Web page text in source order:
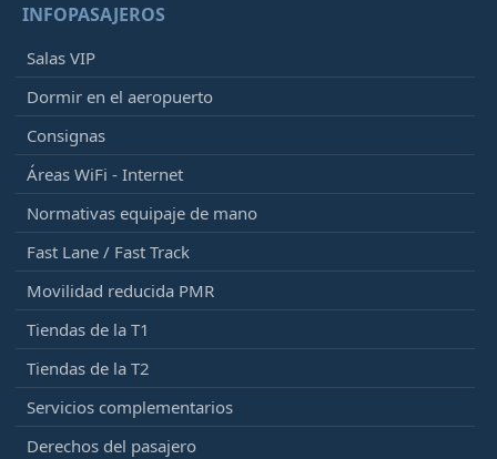
INFOPASAJEROS
Salas VIP
Dormir en el aeropuerto
Consignas
Áreas WiFi - Internet
Normativas equipaje de mano
Fast Lane / Fast Track
Movilidad reducida PMR
Tiendas de la T1
Tiendas de la T2
Servicios complementarios
Derechos del pasajero